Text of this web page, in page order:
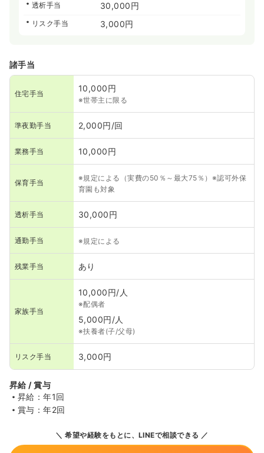
透析手当 30,000円
リスク手当 3,000円
諸手当
住宅手当
10,000円
※世帯主に限る
準夜勤手当 2,000円/回
業務手当 10,000円
保育手当
※規定による（実費の50％～最大75％）※認可外保
育園も対象
透析手当 30,000円
通勤手当 ※規定による
残業手当 あり
家族手当
10,000円/人
※配偶者
5,000円/人
※扶養者(子/父母)
リスク手当 3,000円
昇給 / 賞与
昇給：年1回
賞与：年2回
希望や経験をもとに、LINEで相談できる